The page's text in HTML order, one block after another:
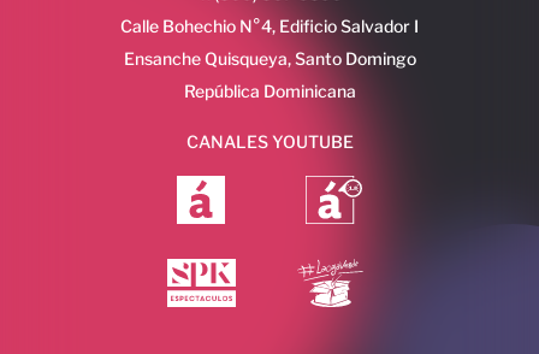
Calle Bohechio N°4, Edificio Salvador I
Ensanche Quisqueya, Santo Domingo
República Dominicana
CANALES YOUTUBE